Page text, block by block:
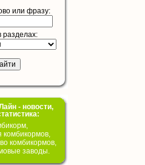
или фразу:
разделах:
- новости,
комбикормов,
комбикормов,
заводы.